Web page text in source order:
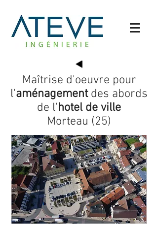
Maîtrise d'oeuvre pour
l'aménagementdes abords
de l'hotel de ville
Morteau (25)